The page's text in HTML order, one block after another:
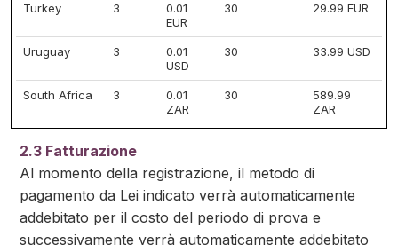
Turkey 3
0.01
EUR
30 29.99 EUR
Uruguay 3
0.01
USD
30 33.99 USD
South Africa 3
0.01
ZAR
30
589.99
ZAR
2.3 Fatturazione
Al momento della registrazione, il metodo di
pagamento da Lei indicato verrà automaticamente
addebitato per il costo del periodo di prova e
successivamente verrà automaticamente addebitato